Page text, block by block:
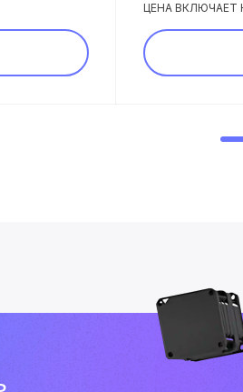
ЦЕНА ВКЛЮЧАЕТ